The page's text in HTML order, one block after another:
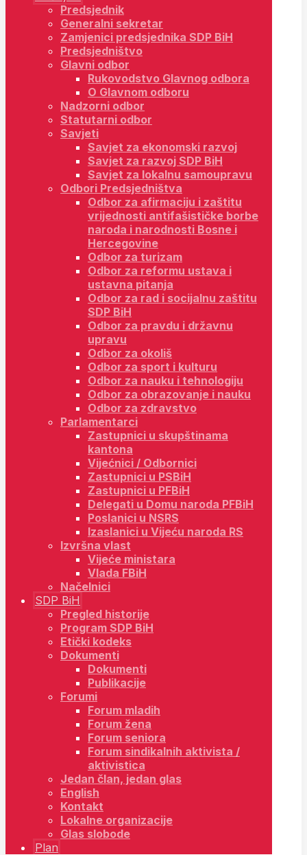
Predsjednik
Generalni sekretar
Zamjenici predsjednika SDP BiH
Predsjedništvo
Glavni odbor
Rukovodstvo Glavnog odbora
O Glavnom odboru
Nadzorni odbor
Statutarni odbor
Savjeti
Savjet za ekonomski razvoj
Savjet za razvoj SDP BiH
Savjet za lokalnu samoupravu
Odbori Predsjedništva
Odbor za afirmaciju i zaštitu
vrijednosti antifašističke borbe
naroda i narodnosti Bosne i
Hercegovine
Odbor za turizam
Odbor za reformu ustava i
ustavna pitanja
Odbor za rad i socijalnu zaštitu
SDP BiH
Odbor za pravdu i državnu
upravu
Odbor za okoliš
Odbor za sport i kulturu
Odbor za nauku i tehnologiju
Odbor za obrazovanje i nauku
Odbor za zdravstvo
Parlamentarci
Zastupnici u skupštinama
kantona
Vijećnici / Odbornici
Zastupnici u PSBiH
Zastupnici u PFBiH
Delegati u Domu naroda PFBiH
Poslanici u NSRS
Izaslanici u Vijeću naroda RS
Izvršna vlast
Vijeće ministara
Vlada FBiH
Načelnici
SDP BiH
Pregled historije
Program SDP BiH
Etički kodeks
Dokumenti
Dokumenti
Publikacije
Forumi
Forum mladih
Forum žena
Forum seniora
Forum sindikalnih aktivista /
aktivistica
Jedan član, jedan glas
English
Kontakt
Lokalne organizacije
Glas slobode
Plan